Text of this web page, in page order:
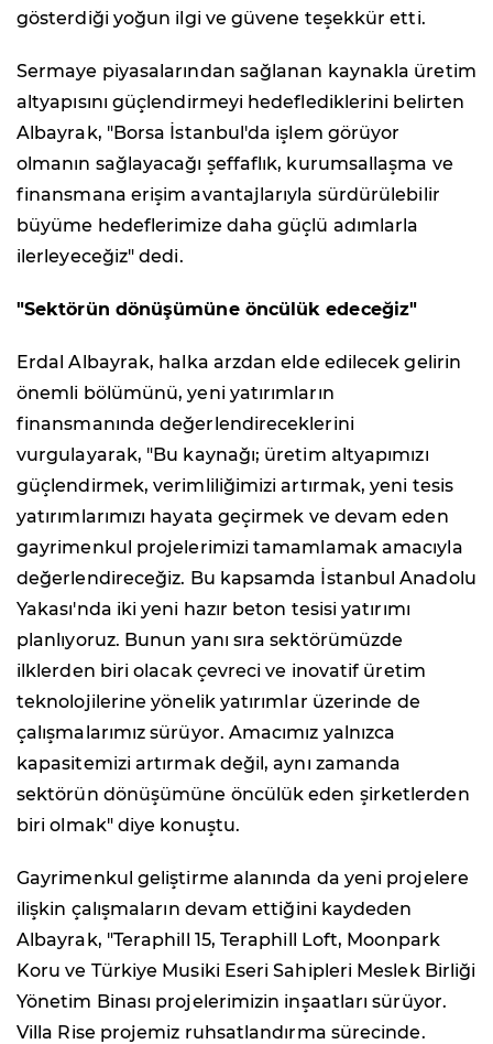
gösterdiği yoğun ilgi ve güvene teşekkür etti.
Sermaye piyasalarından sağlanan kaynakla üretim
altyapısını güçlendirmeyi hedeflediklerini belirten
Albayrak, "Borsa İstanbul'da işlem görüyor
olmanın sağlayacağı şeffaflık, kurumsallaşma ve
finansmana erişim avantajlarıyla sürdürülebilir
büyüme hedeflerimize daha güçlü adımlarla
ilerleyeceğiz" dedi.
"Sektörün dönüşümüne öncülük edeceğiz"
Erdal Albayrak, halka arzdan elde edilecek gelirin
önemli bölümünü, yeni yatırımların
finansmanında değerlendireceklerini
vurgulayarak, "Bu kaynağı; üretim altyapımızı
güçlendirmek, verimliliğimizi artırmak, yeni tesis
yatırımlarımızı hayata geçirmek ve devam eden
gayrimenkul projelerimizi tamamlamak amacıyla
değerlendireceğiz. Bu kapsamda İstanbul Anadolu
Yakası'nda iki yeni hazır beton tesisi yatırımı
planlıyoruz. Bunun yanı sıra sektörümüzde
ilklerden biri olacak çevreci ve inovatif üretim
teknolojilerine yönelik yatırımlar üzerinde de
çalışmalarımız sürüyor. Amacımız yalnızca
kapasitemizi artırmak değil, aynı zamanda
sektörün dönüşümüne öncülük eden şirketlerden
biri olmak" diye konuştu.
Gayrimenkul geliştirme alanında da yeni projelere
ilişkin çalışmaların devam ettiğini kaydeden
Albayrak, "Teraphill 15, Teraphill Loft, Moonpark
Koru ve Türkiye Musiki Eseri Sahipleri Meslek Birliği
Yönetim Binası projelerimizin inşaatları sürüyor.
Villa Rise projemiz ruhsatlandırma sürecinde.